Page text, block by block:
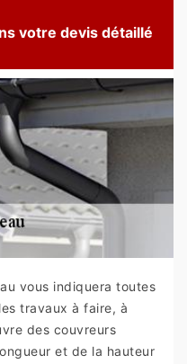
votre devis détaillé
vous indiquera toutes
travaux à faire, à
des couvreurs
et de la hauteur